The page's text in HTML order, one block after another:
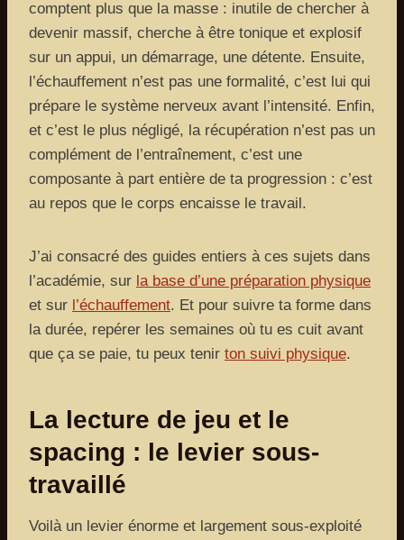
comptent plus que la masse : inutile de chercher à
devenir massif, cherche à être tonique et explosif
sur un appui, un démarrage, une détente. Ensuite,
l’échauffement n’est pas une formalité, c’est lui qui
prépare le système nerveux avant l’intensité. Enfin,
et c’est le plus négligé, la récupération n’est pas un
complément de l’entraînement, c’est une
composante à part entière de ta progression : c’est
au repos que le corps encaisse le travail.
J’ai consacré des guides entiers à ces sujets dans
l’académie, sur la base d’une préparation physique
et sur l’échauffement. Et pour suivre ta forme dans
la durée, repérer les semaines où tu es cuit avant
que ça se paie, tu peux tenir ton suivi physique.
La lecture de jeu et le
spacing : le levier sous-
travaillé
Voilà un levier énorme et largement sous-exploité